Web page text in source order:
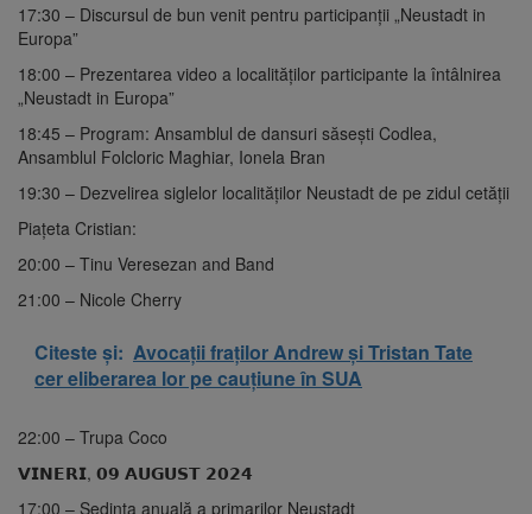
17:30 – Discursul de bun venit pentru participanții „Neustadt in
Europa”
18:00 – Prezentarea video a localităților participante la întâlnirea
„Neustadt in Europa”
18:45 – Program: Ansamblul de dansuri săsești Codlea,
Ansamblul Folcloric Maghiar, Ionela Bran
19:30 – Dezvelirea siglelor localităților Neustadt de pe zidul cetății
Piațeta Cristian:
20:00 – Tinu Veresezan and Band
21:00 – Nicole Cherry
Citeste și: Avocații fraților Andrew și Tristan Tate
cer eliberarea lor pe cauțiune în SUA
22:00 – Trupa Coco
𝗩𝗜𝗡𝗘𝗥𝗜, 𝟬𝟵 𝗔𝗨𝗚𝗨𝗦𝗧 𝟮𝟬𝟮𝟰
17:00 – Ședința anuală a primarilor Neustadt